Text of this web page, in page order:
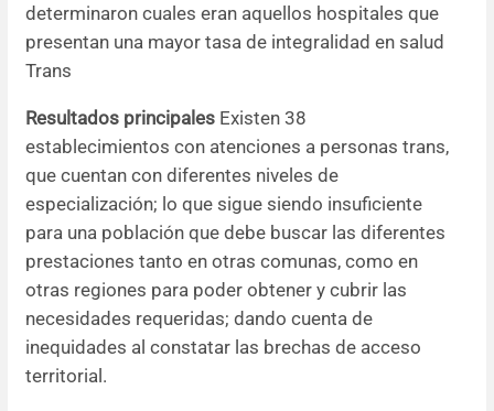
determinaron cuales eran aquellos hospitales que
presentan una mayor tasa de integralidad en salud
Trans
Resultados principales Existen 38
establecimientos con atenciones a personas trans,
que cuentan con diferentes niveles de
especialización; lo que sigue siendo insuficiente
para una población que debe buscar las diferentes
prestaciones tanto en otras comunas, como en
otras regiones para poder obtener y cubrir las
necesidades requeridas; dando cuenta de
inequidades al constatar las brechas de acceso
territorial.